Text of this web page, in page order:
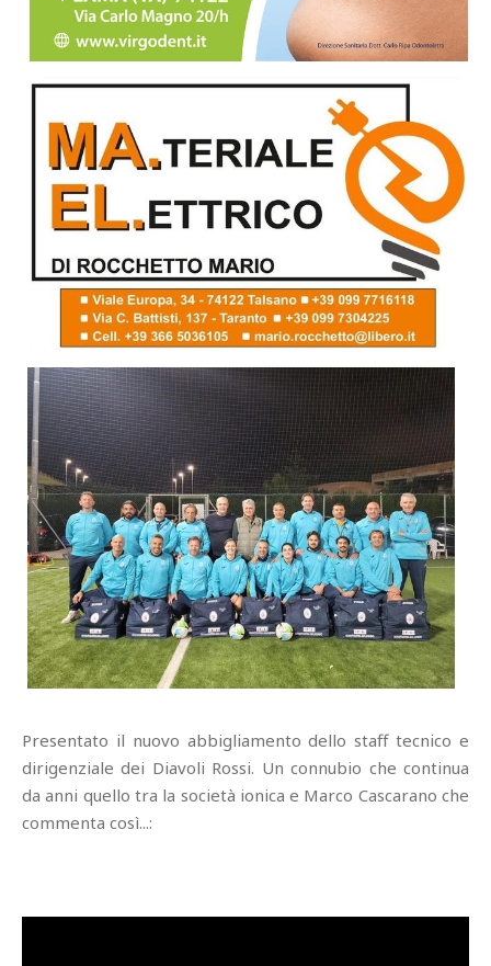
Presentato il nuovo abbigliamento dello staff tecnico e
dirigenziale dei Diavoli Rossi. Un connubio che continua
da anni quello tra la società ionica e Marco Cascarano che
commenta così...: